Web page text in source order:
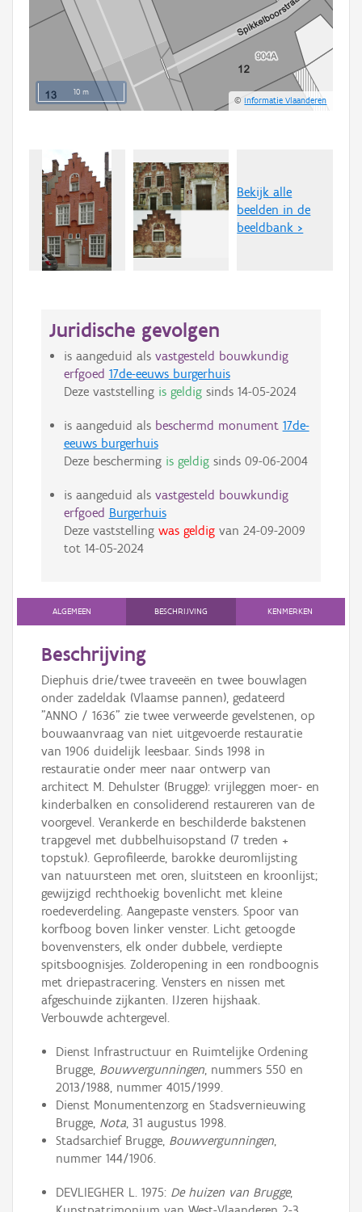
10 m
©Informatie Vlaanderen
Bekijk alle
beelden in de
beeldbank >
Juridische gevolgen
is aangeduid als vastgesteld bouwkundig
erfgoed 17de-eeuws burgerhuis
Deze vaststelling is geldigsinds 14-05-2024
is aangeduid als beschermd monument 17de-
eeuws burgerhuis
Deze bescherming is geldigsinds 09-06-2004
is aangeduid als vastgesteld bouwkundig
erfgoed Burgerhuis
Deze vaststelling was geldigvan 24-09-2009
tot 14-05-2024
ALGEMEEN BESCHRIJVING KENMERKEN
Beschrijving
Diephuis drie/twee traveeën en twee bouwlagen
onder zadeldak (Vlaamse pannen), gedateerd
"ANNO / 1636" zie twee verweerde gevelstenen, op
bouwaanvraag van niet uitgevoerde restauratie
van 1906 duidelijk leesbaar. Sinds 1998 in
restauratie onder meer naar ontwerp van
architect M. Dehulster (Brugge): vrijleggen moer- en
kinderbalken en consoliderend restaureren van de
voorgevel. Verankerde en beschilderde bakstenen
trapgevel met dubbelhuisopstand (7 treden +
topstuk). Geprofileerde, barokke deuromlijsting
van natuursteen met oren, sluitsteen en kroonlijst;
gewijzigd rechthoekig bovenlicht met kleine
roedeverdeling. Aangepaste vensters. Spoor van
korfboog boven linker venster. Licht getoogde
bovenvensters, elk onder dubbele, verdiepte
spitsboognisjes. Zolderopening in een rondboognis
met driepastracering. Vensters en nissen met
afgeschuinde zijkanten. IJzeren hijshaak.
Verbouwde achtergevel.
Dienst Infrastructuur en Ruimtelijke Ordening
Brugge, Bouwvergunningen, nummers 550 en
2013/1988, nummer 4015/1999.
Dienst Monumentenzorg en Stadsvernieuwing
Brugge, Nota, 31 augustus 1998.
Stadsarchief Brugge, Bouwvergunningen,
nummer 144/1906.
DEVLIEGHER L. 1975: De huizen van Brugge,